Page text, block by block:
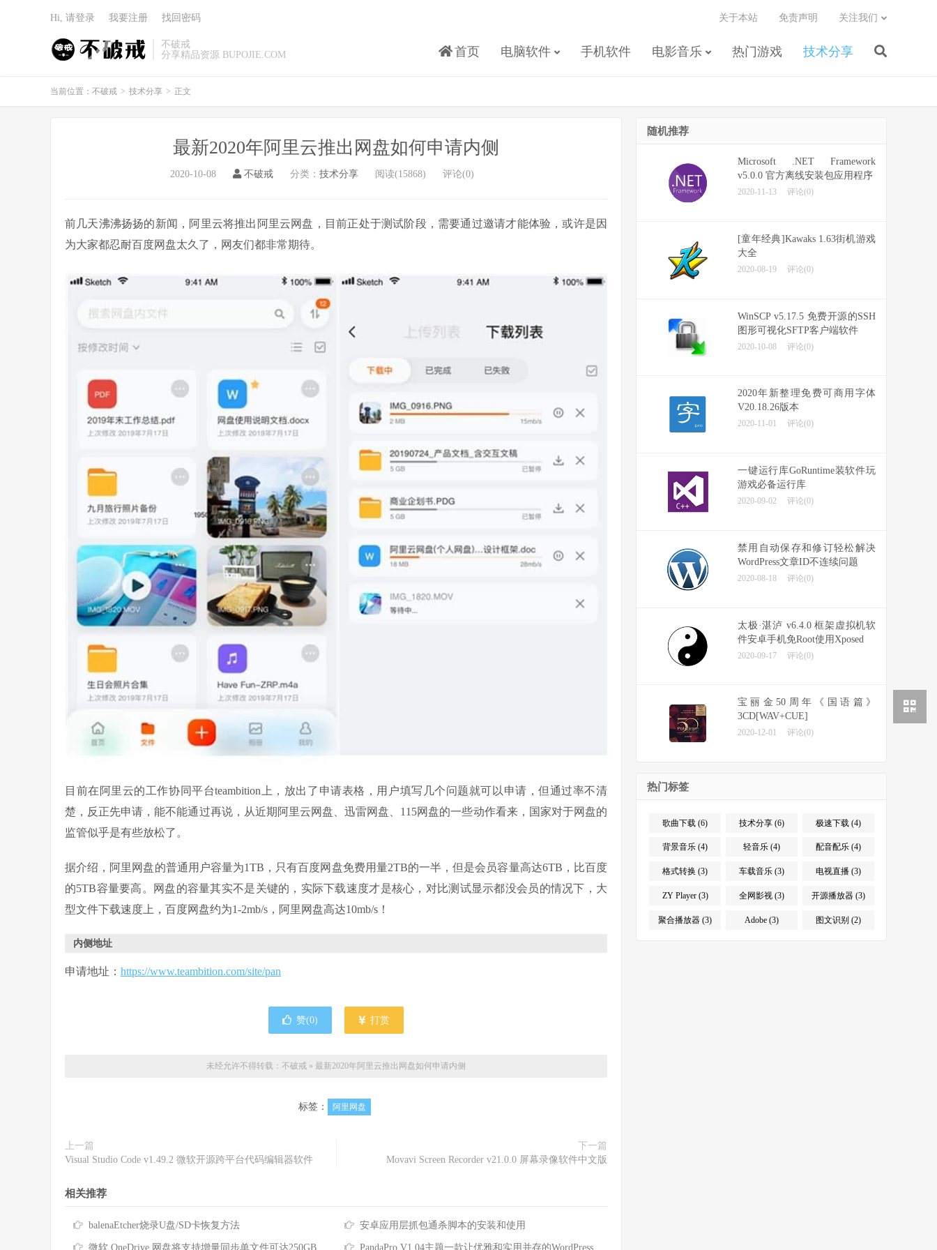
不破戒
分享精品资源 BUPOJIE.COM
首页 电脑软件 手机软件 电影音乐 热门游戏 技术分享
关于本站 免责声明 关注我们
Hi, 请登录 我要注册 找回密码
当前位置： 不破戒 > 技术分享 > 正文
最新2020年阿里云推出网盘如何申请内侧
2020-10-08 不破戒 分类： 技术分享 阅读(15868) 评论(0)
前几天沸沸扬扬的新闻，阿里云将推出阿里云网盘，目前正处于测试阶段，需要通过邀请才能体验，或许是因
为大家都忍耐百度网盘太久了，网友们都非常期待。
目前在阿里云的工作协同平台teambition上，放出了申请表格，用户填写几个问题就可以申请，但通过率不清
楚，反正先申请，能不能通过再说，从近期阿里云网盘、迅雷网盘、115网盘的一些动作看来，国家对于网盘的
监管似乎是有些放松了。
据介绍，阿里网盘的普通用户容量为1TB，只有百度网盘免费用量2TB的一半，但是会员容量高达6TB，比百度
的5TB容量要高。网盘的容量其实不是关键的，实际下载速度才是核心，对比测试显示都没会员的情况下，大
型文件下载速度上，百度网盘约为1-2mb/s，阿里网盘高达10mb/s！
内侧地址
申请地址： https://www.teambition.com/site/pan
赞(0) 打赏
未经允许不得转载： 不破戒 » 最新2020年阿里云推出网盘如何申请内侧
标签： 阿里网盘
上一篇
Visual Studio Code v1.49.2 微软开源跨平台代码编辑器软件
下一篇
Movavi Screen Recorder v21.0.0 屏幕录像软件中文版
相关推荐
balenaEtcher烧录U盘/SD卡恢复方法 安卓应用层抓包通杀脚本的安装和使用
微软 OneDrive 网盘将支持增量同步单文件可达250GB PandaPro V1.04主题一款让优雅和实用并存的WordPress主题
随机推荐
Microsoft .NET Framework
v5.0.0 官方离线安装包应用程序
2020-11-13 评论(0)
[童年经典]Kawaks 1.63街机游戏
大全
2020-08-19 评论(0)
WinSCP v5.17.5 免费开源的SSH
图形可视化SFTP客户端软件
2020-10-08 评论(0)
2020年新整理免费可商用字体
V20.18.26版本
2020-11-01 评论(0)
一键运行库GoRuntime装软件玩
游戏必备运行库
2020-09-02 评论(0)
禁用自动保存和修订轻松解决
WordPress文章ID不连续问题
2020-08-18 评论(0)
太极·湛泸 v6.4.0 框架虚拟机软
件安卓手机免Root使用Xposed
2020-09-17 评论(0)
宝丽金50周年《国语篇》
3CD[WAV+CUE]
2020-12-01 评论(0)
热门标签
歌曲下载 (6) 技术分享 (6) 极速下载 (4)
背景音乐 (4) 轻音乐 (4) 配音配乐 (4)
格式转换 (3) 车载音乐 (3) 电视直播 (3)
ZY Player (3) 全网影视 (3) 开源播放器 (3)
聚合播放器 (3) Adobe (3) 图文识别 (2)